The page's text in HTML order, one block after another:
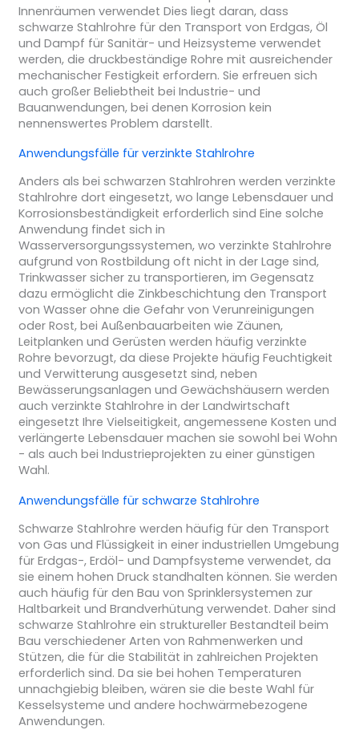
Innenräumen verwendet Dies liegt daran, dass
schwarze Stahlrohre für den Transport von Erdgas, Öl
und Dampf für Sanitär- und Heizsysteme verwendet
werden, die druckbeständige Rohre mit ausreichender
mechanischer Festigkeit erfordern. Sie erfreuen sich
auch großer Beliebtheit bei Industrie- und
Bauanwendungen, bei denen Korrosion kein
nennenswertes Problem darstellt.
Anwendungsfälle für verzinkte Stahlrohre
Anders als bei schwarzen Stahlrohren werden verzinkte
Stahlrohre dort eingesetzt, wo lange Lebensdauer und
Korrosionsbeständigkeit erforderlich sind Eine solche
Anwendung findet sich in
Wasserversorgungssystemen, wo verzinkte Stahlrohre
aufgrund von Rostbildung oft nicht in der Lage sind,
Trinkwasser sicher zu transportieren, im Gegensatz
dazu ermöglicht die Zinkbeschichtung den Transport
von Wasser ohne die Gefahr von Verunreinigungen
oder Rost, bei Außenbauarbeiten wie Zäunen,
Leitplanken und Gerüsten werden häufig verzinkte
Rohre bevorzugt, da diese Projekte häufig Feuchtigkeit
und Verwitterung ausgesetzt sind, neben
Bewässerungsanlagen und Gewächshäusern werden
auch verzinkte Stahlrohre in der Landwirtschaft
eingesetzt Ihre Vielseitigkeit, angemessene Kosten und
verlängerte Lebensdauer machen sie sowohl bei Wohn
- als auch bei Industrieprojekten zu einer günstigen
Wahl.
Anwendungsfälle für schwarze Stahlrohre
Schwarze Stahlrohre werden häufig für den Transport
von Gas und Flüssigkeit in einer industriellen Umgebung
für Erdgas-, Erdöl- und Dampfsysteme verwendet, da
sie einem hohen Druck standhalten können. Sie werden
auch häufig für den Bau von Sprinklersystemen zur
Haltbarkeit und Brandverhütung verwendet. Daher sind
schwarze Stahlrohre ein struktureller Bestandteil beim
Bau verschiedener Arten von Rahmenwerken und
Stützen, die für die Stabilität in zahlreichen Projekten
erforderlich sind. Da sie bei hohen Temperaturen
unnachgiebig bleiben, wären sie die beste Wahl für
Kesselsysteme und andere hochwärmebezogene
Anwendungen.